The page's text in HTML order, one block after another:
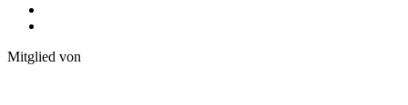
Mitglied von